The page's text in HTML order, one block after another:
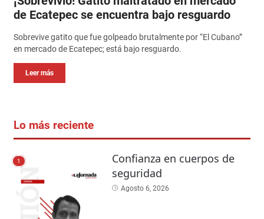
de Ecatepec se encuentra bajo resguardo
Sobrevive gatito que fue golpeado brutalmente por “El Cubano”
en mercado de Ecatepec; está bajo resguardo.
Leer más
Lo más reciente
1
Confianza en cuerpos de
seguridad
Agosto 6, 2026